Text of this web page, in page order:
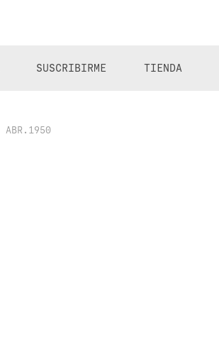
SUSCRIBIRME TIENDA
ABR.1950